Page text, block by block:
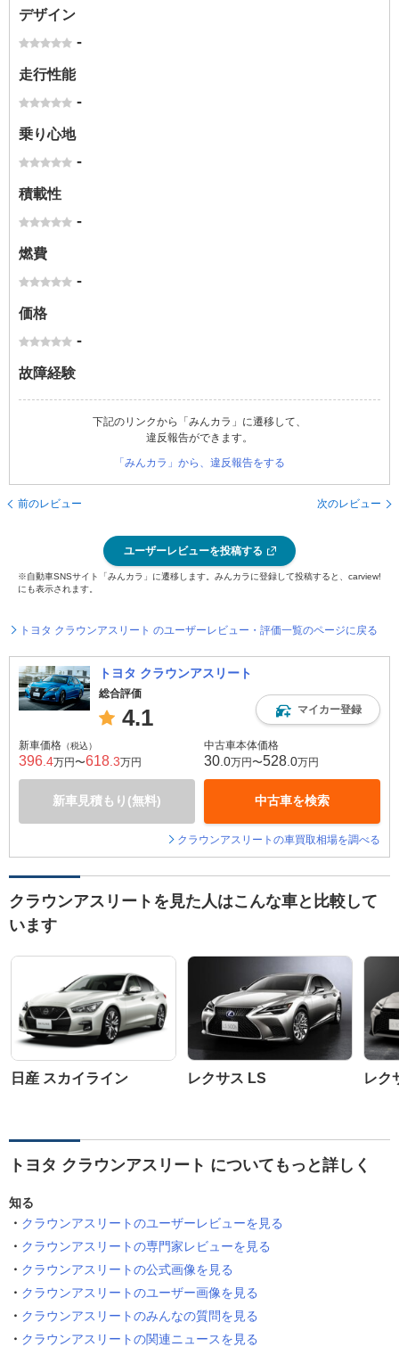
デザイン
-
走行性能
-
乗り心地
-
積載性
-
燃費
-
価格
-
故障経験
下記のリンクから「みんカラ」に遷移して、
違反報告ができます。
「みんカラ」から、違反報告をする
前のレビュー 次のレビュー
ユーザーレビューを投稿する
※自動車SNSサイト「みんカラ」に遷移します。みんカラに登録して投稿すると、carview!
にも表示されます。
トヨタ クラウンアスリート のユーザーレビュー・評価一覧のページに戻る
トヨタ クラウンアスリート
総合評価
4.1 マイカー登録
新車価格 （税込）
396 .4万円〜618 .3万円
新車見積もり(無料)
中古車本体価格
30 .0万円〜528 .0万円
中古車を検索
クラウンアスリートの車買取相場を調べる
クラウンアスリートを見た人はこんな車と比較して
います
日産 スカイライン レクサス LS レク
トヨタ クラウンアスリート についてもっと詳しく
知る
クラウンアスリートのユーザーレビューを見る
クラウンアスリートの専門家レビューを見る
クラウンアスリートの公式画像を見る
クラウンアスリートのユーザー画像を見る
クラウンアスリートのみんなの質問を見る
クラウンアスリートの関連ニュースを見る